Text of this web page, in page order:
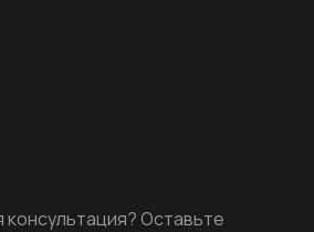
консультация? Оставьте